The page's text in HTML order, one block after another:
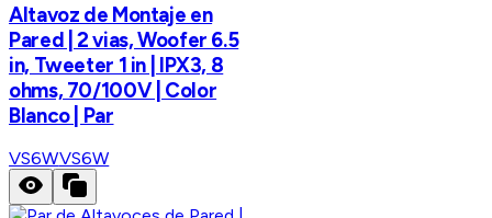
Altavoz de Montaje en
Pared | 2 vias, Woofer 6.5
in, Tweeter 1 in | IPX3, 8
ohms, 70/100V | Color
Blanco | Par
VS6WVS6W